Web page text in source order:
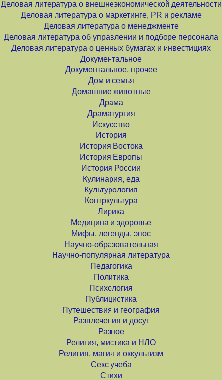
Деловая литература о внешнеэкономической деятельности
Деловая литература о маркетинге, PR и рекламе
Деловая литература о менеджменте
Деловая литература об управлении и подборе персонала
Деловая литература о ценных бумагах и инвестициях
Документальное
Документальное, прочее
Дом и семья
Домашние животные
Драма
Драматургия
Искусство
История
История Востока
История Европы
История России
Кулинария, еда
Культурология
Контркультура
Лирика
Медицина и здоровье
Мифы, легенды, эпос
Научно-образовательная
Научно-популярная литература
Педагогика
Политика
Психология
Публицистика
Путешествия и география
Развлечения и досуг
Разное
Религия, мистика и НЛО
Религия, магия и оккультизм
Секс учеба
Стихи